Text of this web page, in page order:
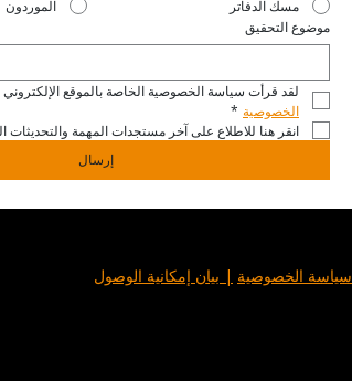
مسك الدفاتر الموردون
موضوع التحقيق
لقد قرأت سياسة الخصوصية الخاصة بالموقع الإلكتروني
الخصوصية *
انقر هنا للاطلاع على آخر مستجدات المهمة والتحديثات
إرسال
سياسة الخصوصية | بيان إمكانية الوصول